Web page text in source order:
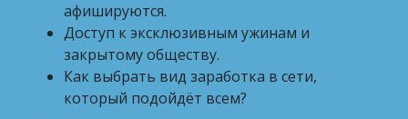
афишируются.
Доступ к эксклюзивным ужинам и
закрытому обществу.
Как выбрать вид заработка в сети,
который подойдёт всем?